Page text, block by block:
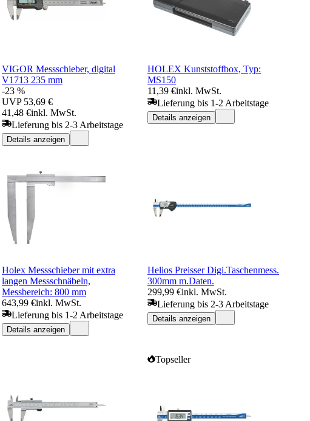
VIGOR Messschieber, digital
V1713 235 mm
-23 %
UVP 53,69 €
41,48 €inkl. MwSt.
Lieferung bis 2-3 Arbeitstage
Details anzeigen
HOLEX Kunststoffbox, Typ:
MS150
11,39 €inkl. MwSt.
Lieferung bis 1-2 Arbeitstage
Details anzeigen
Holex Messschieber mit extra
langen Messschnäbeln,
Messbereich: 800 mm
643,99 €inkl. MwSt.
Lieferung bis 1-2 Arbeitstage
Details anzeigen
Helios Preisser Digi.Taschenmess.
300mm m.Daten.
299,99 €inkl. MwSt.
Lieferung bis 2-3 Arbeitstage
Details anzeigen
Topseller